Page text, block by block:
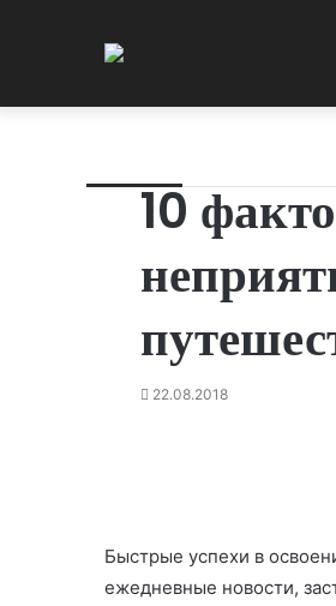
10
22.08.2018
Быстрые успехи в
ежедневные новости,